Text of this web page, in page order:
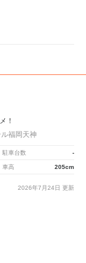
！
福岡天神
駐車台数 -
車高 205cm
2026年7月24日 更新